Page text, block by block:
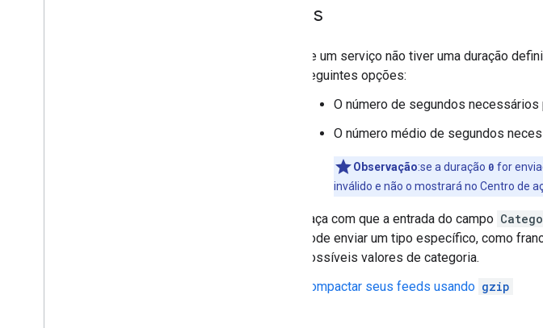
Feeds
Se um serviço não tiver uma duração
seguintes opções:
O número de segundos
O número médio de segundos
Observação:se a duração 0 for
inválido e não o mostrará no Centro de
Faça com que a entrada do campo
pode enviar um tipo específico, como
possíveis valores de categoria.
Compactar seus feeds usando gzip